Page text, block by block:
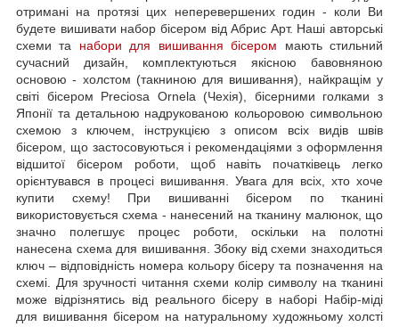
отримані на протязі цих неперевершених годин - коли Ви
будете вишивати набор бісером від Абрис Арт. Наші авторські
схеми та набори для вишивання бісером мають стильний
сучасний дизайн, комплектуються якісною бавовняною
основою - холстом (такниною для вишивання), найкращім у
світі бісером Preciosa Ornela (Чехія), бісерними голками з
Японії та детальною надрукованою кольоровою символьною
схемою з ключем, інструкцією з описом всіх видів швів
бісером, що застосовуються і рекомендаціями з оформлення
відшитої бісером роботи, щоб навіть початківець легко
орієнтувався в процесі вишивання. Увага для всіх, хто хоче
купити схему! При вишиванні бісером по тканині
використовується схема - нанесений на тканину малюнок, що
значно полегшує процес роботи, оскільки на полотні
нанесена схема для вишивання. Збоку від схеми знаходиться
ключ – відповідність номера кольору бісеру та позначення на
схемі. Для зручності читання схеми колір символу на тканині
може відрізнятись від реального бісеру в наборі Набір-міді
для вишивання бісером на натуральному художньому холсті